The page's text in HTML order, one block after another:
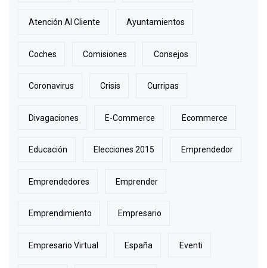
Atención Al Cliente Ayuntamientos
Coches Comisiones Consejos
Coronavirus Crisis Curripas
Divagaciones E-Commerce Ecommerce
Educación Elecciones 2015 Emprendedor
Emprendedores Emprender
Emprendimiento Empresario
Empresario Virtual España Eventi